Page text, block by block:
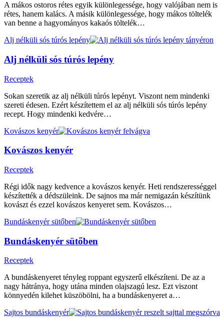
A mákos ostoros rétes egyik különlegessége, hogy valójában nem is
rétes, hanem kalács. A másik különlegessége, hogy mákos töltelék
van benne a hagyományos kakaós töltelék…
Alj nélküli sós túrós lepény
Alj nélküli sós túrós lepény
Receptek
Sokan szeretik az alj nélküli túrós lepényt. Viszont nem mindenki
szereti édesen. Ezért készítettem el az alj nélküli sós túrós lepény
recept. Hogy mindenki kedvére…
Kovászos kenyér
Kovászos kenyér
Receptek
Régi idők nagy kedvence a kovászos kenyér. Heti rendszerességgel
készítették a dédszüleink. De sajnos ma már nemigazán készítünk
kovászt és ezzel kovászos kenyeret sem. Kovászos…
Bundáskenyér sütőben
Bundáskenyér sütőben
Receptek
A bundáskenyeret tényleg roppant egyszerű elkészíteni. De az a
nagy hátránya, hogy utána minden olajszagú lesz. Ezt viszont
könnyedén kilehet küszöbölni, ha a bundáskenyeret a…
Sajtos bundáskenyér